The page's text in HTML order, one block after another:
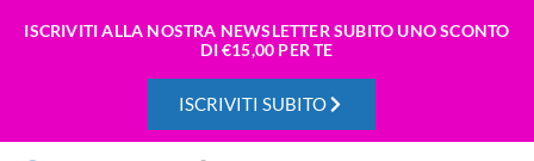
ISCRIVITI ALLA NOSTRA NEWSLETTER SUBITO UNO SCONTO
DI€15,00 PER TE
ISCRIVITI SUBITO